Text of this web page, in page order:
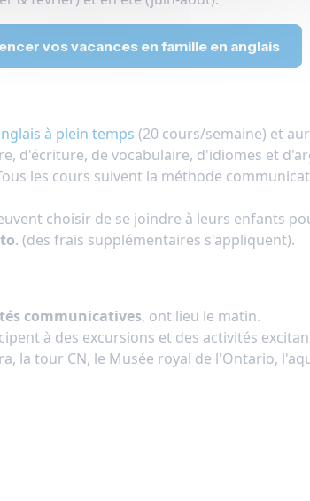
vos vacances en famille en anglais
à plein temps (20 cours/semaine) et
d'écriture, de vocabulaire, d'idiomes et
les cours suivent la méthode
choisir de se joindre à leurs enfants
. (des frais supplémentaires s'appliquent).
communicatives, ont lieu le matin.
à des excursions et des activités
la tour CN, le Musée royal de l'Ontario,